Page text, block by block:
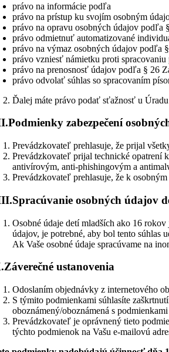
právo na informácie podľa
právo na prístup ku svojím osobným
právo na opravu osobných údajov podľa
právo odmietnuť automatizované
právo na výmaz osobných údajov podľa
právo vzniesť námietku proti
právo na prenosnosť údajov podľa § 26
právo odvolať súhlas so spracovaním
Ďalej máte právo podať sťažnosť u
Podmienky zabezpečení
Prevádzkovateľ prehlasuje, že prijal
Prevádzkovateľ prijal technické opatrení
antivírovým, anti-phishingovým a
Prevádzkovateľ prehlasuje, že k
Spracúvanie osobných údajov
Osobné údaje detí mladších ako 16
údajov, je potrebné, aby bol tento súhlas
Ak Vaše osobné údaje spracúvame na
Záverečné ustanovenia
Odoslaním objednávky z internetového
S týmito podmienkami súhlasíte
oboznámený/oboznámená s
Prevádzkovateľ je oprávnený tieto
týchto podmienok na Vašu e-mailovú